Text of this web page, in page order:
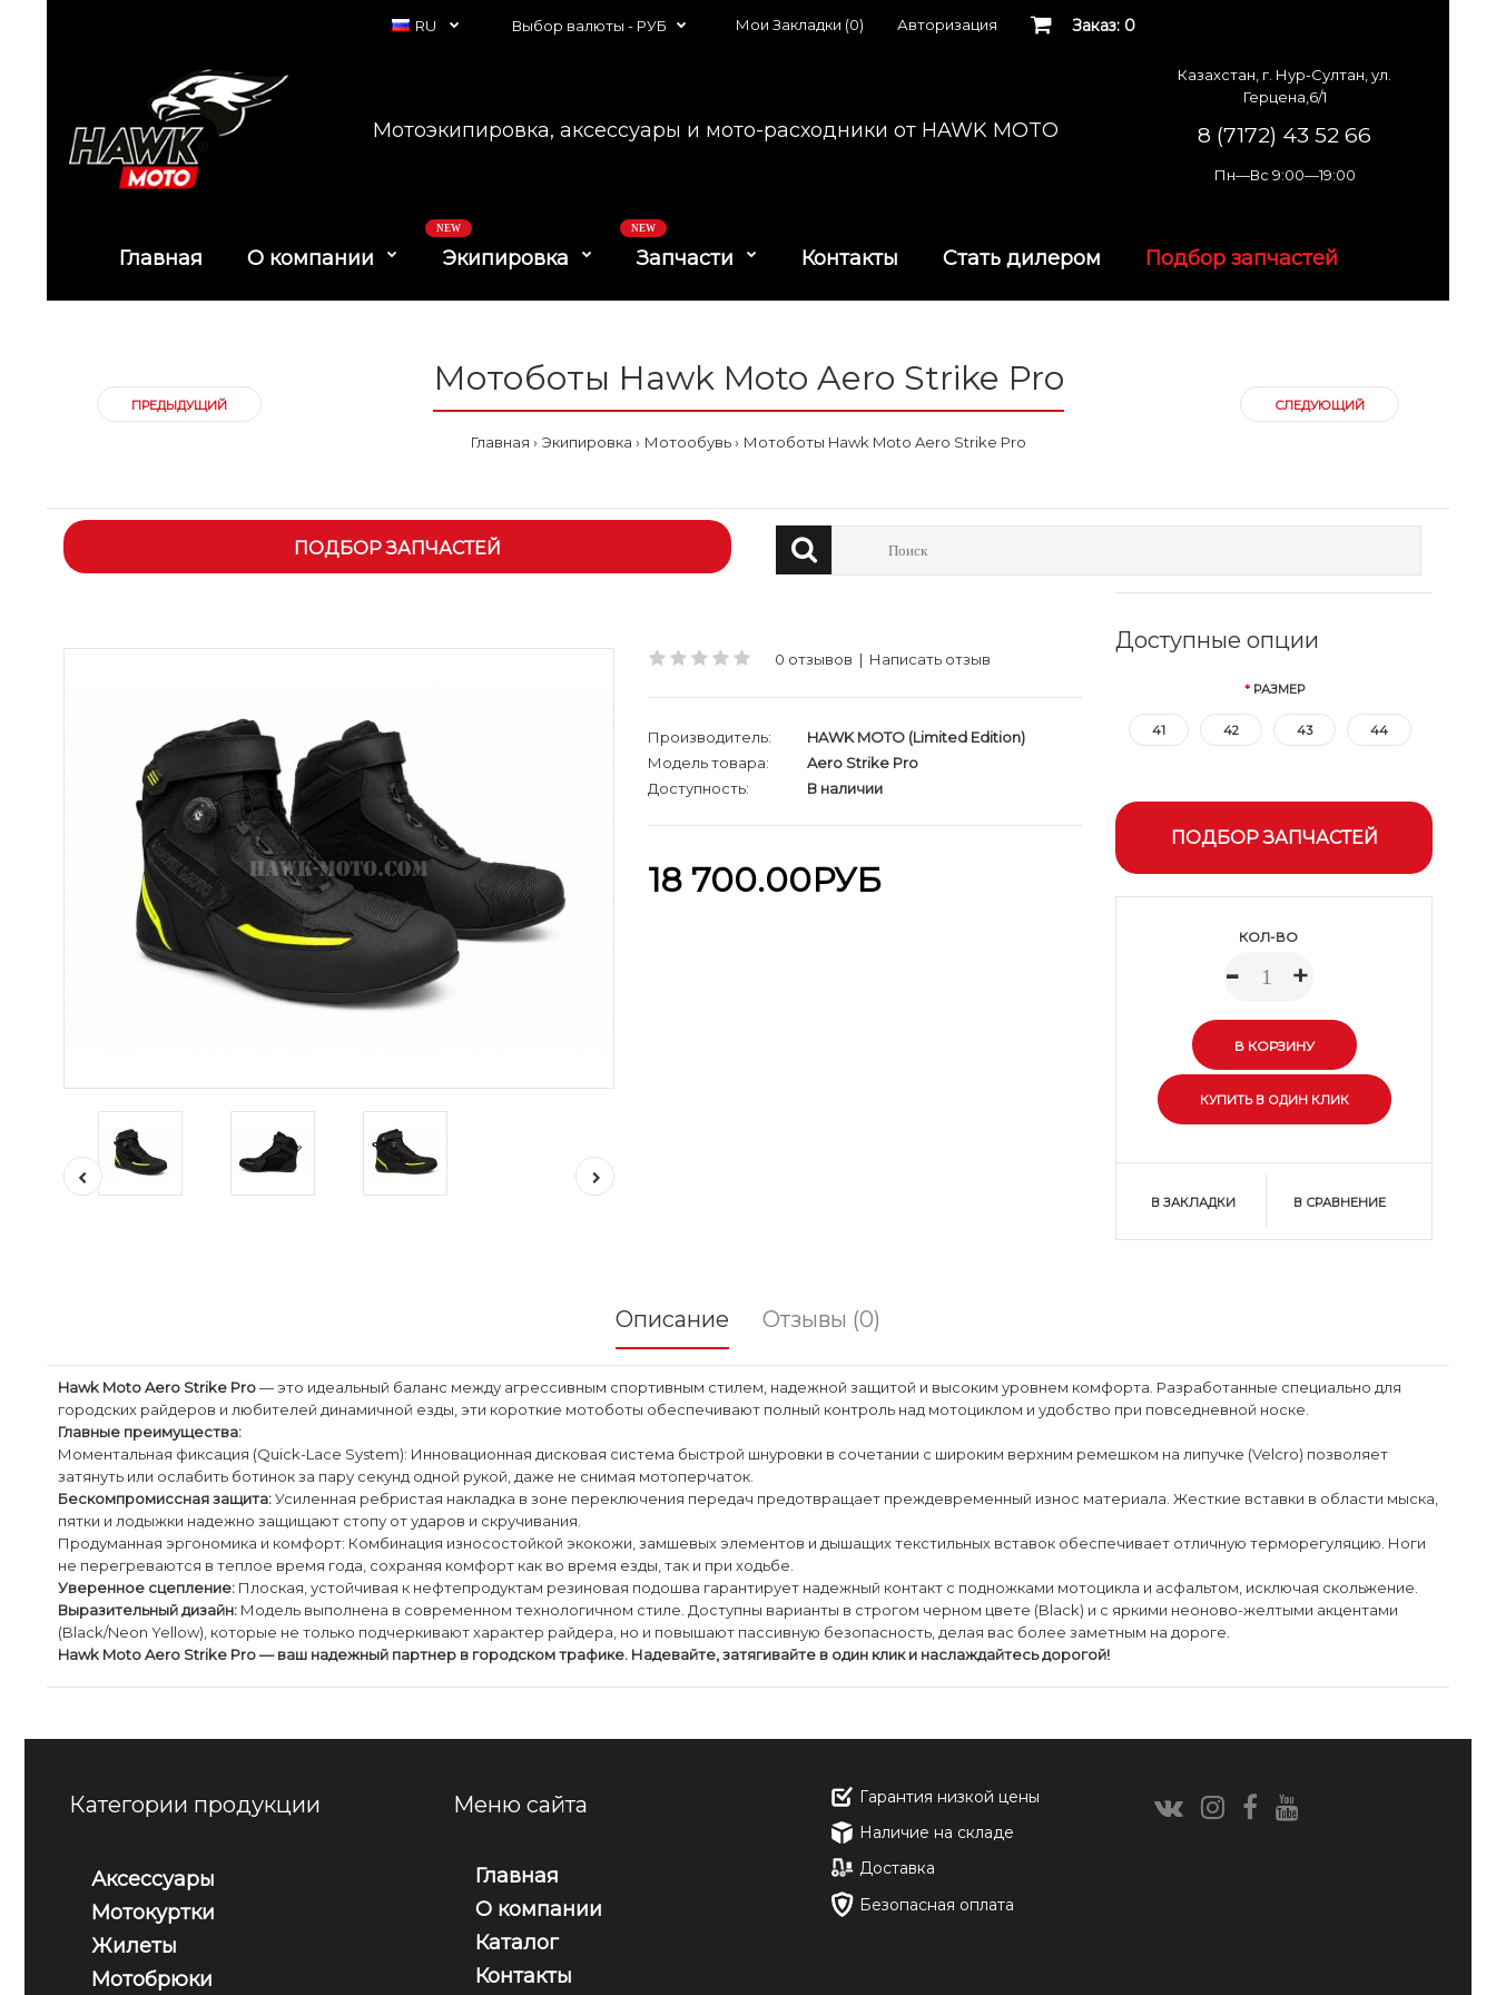
RU Выбор валюты - РУБ Мои Закладки (0) Авторизация Заказ: 0
Мотоэкипировка, аксессуары и мото-расходники от HAWK MOTO
Казахстан, г. Нур-Султан, ул.
Герцена,6/1
8 (7172) 43 52 66
Пн—Вс 9:00—19:00
Главная О компании Экипировка
NEW
Запчасти
NEW
Контакты Стать дилером Подбор запчастей
ПРЕДЫДУЩИЙ
Мотоботы Hawk Moto Aero Strike Pro
Главная Экипировка Мотообувь Мотоботы Hawk Moto Aero Strike Pro
СЛЕДУЮЩИЙ
ПОДБОР ЗАПЧАСТЕЙ
0 отзывов | Написать отзыв
Производитель:
HAWK MOTO (Limited Edition)
Модель товара:
Aero Strike Pro
Доступность:
В наличии
18 700.00РУБ
Доступные опции
РАЗМЕР
41 42 43 44
ПОДБОР ЗАПЧАСТЕЙ
КОЛ-ВО
- +
В ЗАКЛАДКИ В СРАВНЕНИЕ
Описание Отзывы (0)
​Hawk Moto Aero Strike Pro— это идеальный баланс между агрессивным спортивным стилем, надежной защитой и высоким уровнем комфорта. Разработанные специально для
городских райдеров и любителей динамичной езды, эти короткие мотоботы обеспечивают полный контроль над мотоциклом и удобство при повседневной носке.
​Главные преимущества:
​Моментальная фиксация (Quick-Lace System): Инновационная дисковая система быстрой шнуровки в сочетании с широким верхним ремешком на липучке (Velcro) позволяет
затянуть или ослабить ботинок за пару секунд одной рукой, даже не снимая мотоперчаток.
​Бескомпромиссная защита:Усиленная ребристая накладка в зоне переключения передач предотвращает преждевременный износ материала. Жесткие вставки в области мыска,
пятки и лодыжки надежно защищают стопу от ударов и скручивания.
​Продуманная эргономика и комфорт: Комбинация износостойкой экокожи, замшевых элементов и дышащих текстильных вставок обеспечивает отличную терморегуляцию. Ноги
не перегреваются в теплое время года, сохраняя комфорт как во время езды, так и при ходьбе.
​Уверенное сцепление: Плоская, устойчивая к нефтепродуктам резиновая подошва гарантирует надежный контакт с подножками мотоцикла и асфальтом, исключая скольжение.
Выразительный дизайн: Модель выполнена в современном технологичном стиле. Доступны варианты в строгом черном цвете (Black) и с яркими неоново-желтыми акцентами
(Black/Neon Yellow), которые не только подчеркивают характер райдера, но и повышают пассивную безопасность, делая вас более заметным на дороге.
Hawk Moto Aero Strike Pro — ваш надежный партнер в городском трафике. Надевайте, затягивайте в один клик и наслаждайтесь дорогой!
Категории продукции
Аксессуары
Мотокуртки
Жилеты
Мотобрюки
Меню сайта
Главная
О компании
Каталог
Контакты
Гарантия низкой цены
Наличие на складе
Доставка
Безопасная оплата